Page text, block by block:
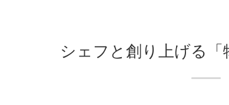
シェフと創り上げる「